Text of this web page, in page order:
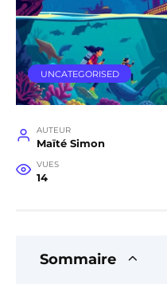
UNCATEGORISED
AUTEUR
Maïté Simon
VUES
14
Sommaire